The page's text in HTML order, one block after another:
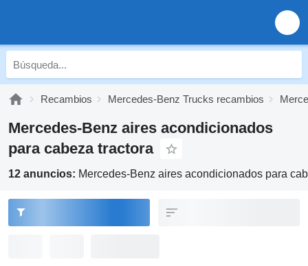
Recambios Mercedes-Benz Trucks recambios
Mercedes-Benz aires acondicionados
para cabeza tractora
12 anuncios: Mercedes-Benz aires acondicionados para